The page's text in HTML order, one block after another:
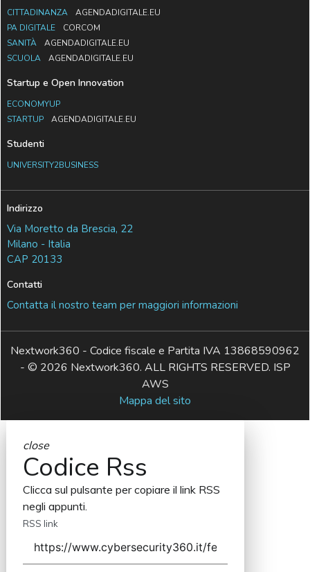
CITTADINANZA
AGENDADIGITALE.EU
PA DIGITALE
CORCOM
SANITÀ
AGENDADIGITALE.EU
SCUOLA
AGENDADIGITALE.EU
Startup e Open Innovation
ECONOMYUP
STARTUP
AGENDADIGITALE.EU
Studenti
UNIVERSITY2BUSINESS
Indirizzo
Via Moretto da Brescia, 22
Milano - Italia
CAP 20133
Contatti
Contatta il nostro team per maggiori informazioni
Nextwork360 - Codice fiscale e Partita IVA 13868590962
- © 2026 Nextwork360. ALL RIGHTS RESERVED. ISP
AWS
Mappa del sito
close
Codice Rss
Clicca sul pulsante per copiare il link RSS
negli appunti.
RSS link